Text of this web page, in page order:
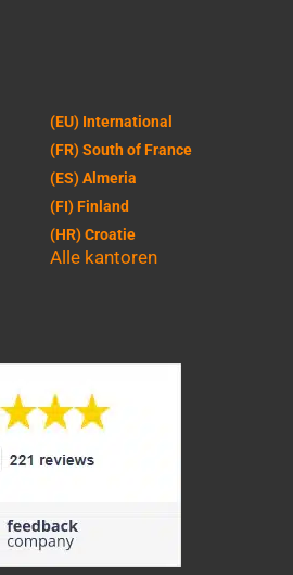
(EU) International
(FR) South of France
(ES) Almeria
(FI) Finland
(HR) Croatie
Alle kantoren